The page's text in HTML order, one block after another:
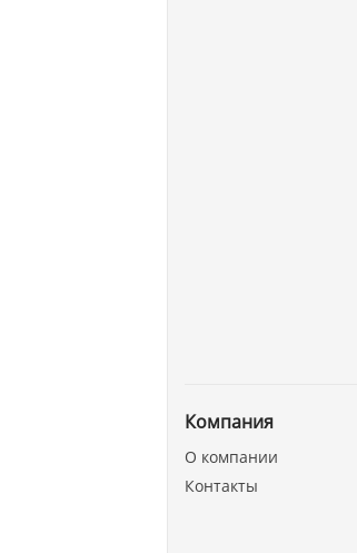
Компания
О компании
Контакты